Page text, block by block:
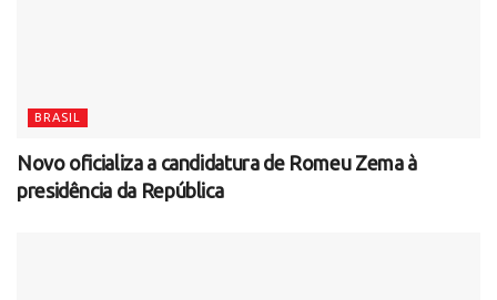
BRASIL
Novo oficializa a candidatura de Romeu Zema à
presidência da República